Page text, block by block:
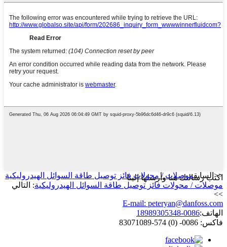
اكتب رسالتك هنا وأرسلها إلينا
<<السابقموصلات / محولات فائز توصيل طاقة السوائل الهيدروليكية
موصلات / محولات فائز توصيل طاقة السوائل الهيدروليكية: التالي
>>
E-mail: peteryan@danfoss.com
الهاتف:0086-18989305348
فاكس: 0086- (0) 574-83071089